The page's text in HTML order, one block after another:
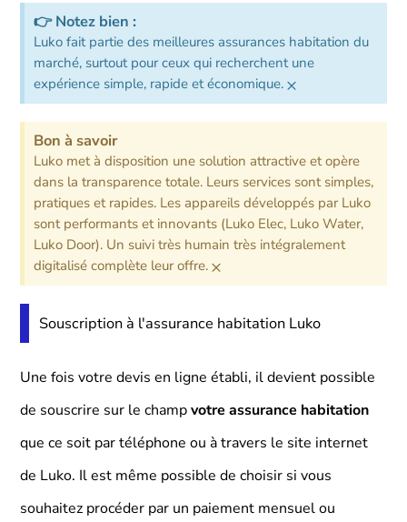
👉 Notez bien :
Luko fait partie des meilleures assurances habitation du
marché, surtout pour ceux qui recherchent une
expérience simple, rapide et économique. ×
Bon à savoir
Luko met à disposition une solution attractive et opère
dans la transparence totale. Leurs services sont simples,
pratiques et rapides. Les appareils développés par Luko
sont performants et innovants (Luko Elec, Luko Water,
Luko Door). Un suivi très humain très intégralement
digitalisé complète leur offre. ×
Souscription à l'assurance habitation Luko
Une fois votre devis en ligne établi, il devient possible
de souscrire sur le champvotre assurance habitation
que ce soit par téléphone ou à travers le site internet
de Luko. Il est même possible de choisir si vous
souhaitez procéder par un paiement mensuel ou